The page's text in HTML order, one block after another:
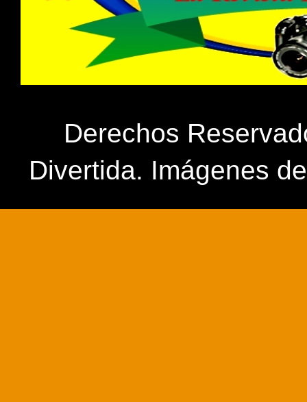
Derechos
Divertida. Imágenes